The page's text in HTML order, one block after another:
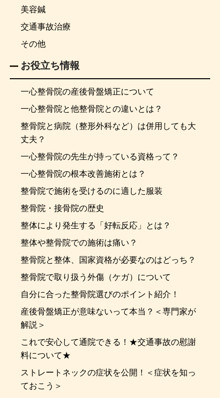
美容鍼
交通事故治療
その他
お役立ち情報
一心整骨院の産後骨盤矯正について
一心整骨院と他整骨院との違いとは？
整骨院と病院（整形外科など）は併用しても大
丈夫？
一心整骨院の先生が持っている資格って？
一心整骨院の根本改善施術とは？
整骨院で施術を受けるのに適した服装
整骨院・接骨院の歴史
整体により発生する「好転反応」とは？
整体や整骨院での施術は痛い？
整骨院と整体、国家資格が必要なのはどっち？
整骨院で取り扱う外傷（ケガ）について
自分に合った整骨院選びのポイント紹介！
産後骨盤矯正が意味ないって本当？＜専門家が
解説＞
これで安心して通院できる！★交通事故の慰謝
料について★
ストレートネックの症状を公開！＜症状を知っ
ておこう＞